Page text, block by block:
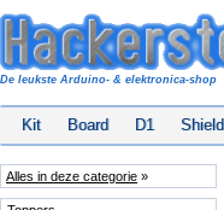
De leukste Arduino- & elektronica-shop
Kit Board D1 Shield
Alles in deze categorie »